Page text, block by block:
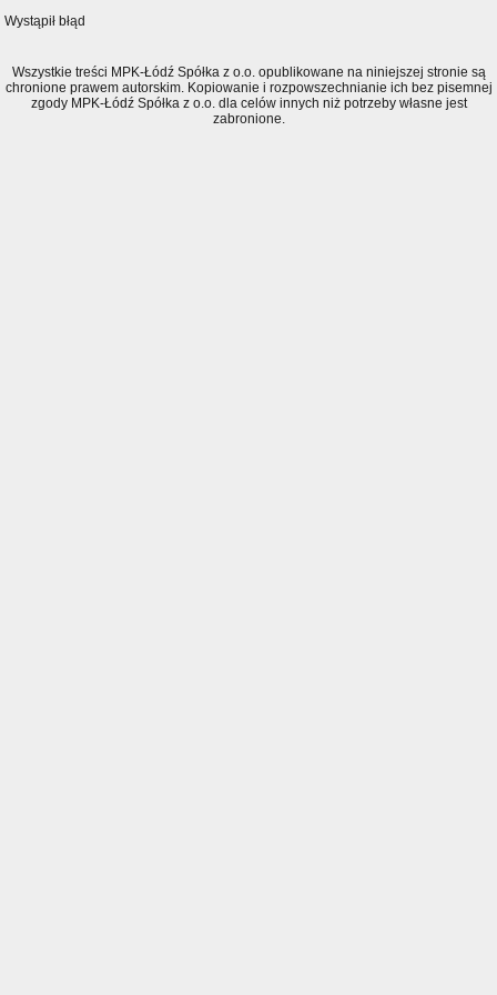
Wystąpił błąd
Wszystkie treści MPK-Łódź Spółka z o.o. opublikowane na niniejszej stronie są
chronione prawem autorskim. Kopiowanie i rozpowszechnianie ich bez pisemnej
zgody MPK-Łódź Spółka z o.o. dla celów innych niż potrzeby własne jest
zabronione.